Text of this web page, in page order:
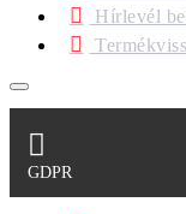
Hírlevél
GDPR